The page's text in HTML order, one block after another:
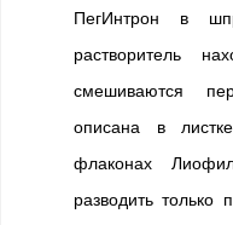
ПегИнтрон в
растворитель
смешиваются
описана в
флаконах
разводить только